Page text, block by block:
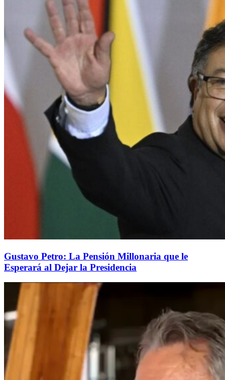
Gustavo Petro: La Pensión Millonaria que le
Esperará al Dejar la Presidencia